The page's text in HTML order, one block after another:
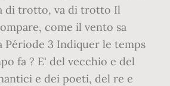
di trotto, va di trotto Il
come il vento sa
Période 3 Indiquer le temps
fa ? E' del vecchio e del
e dei poeti, del re e